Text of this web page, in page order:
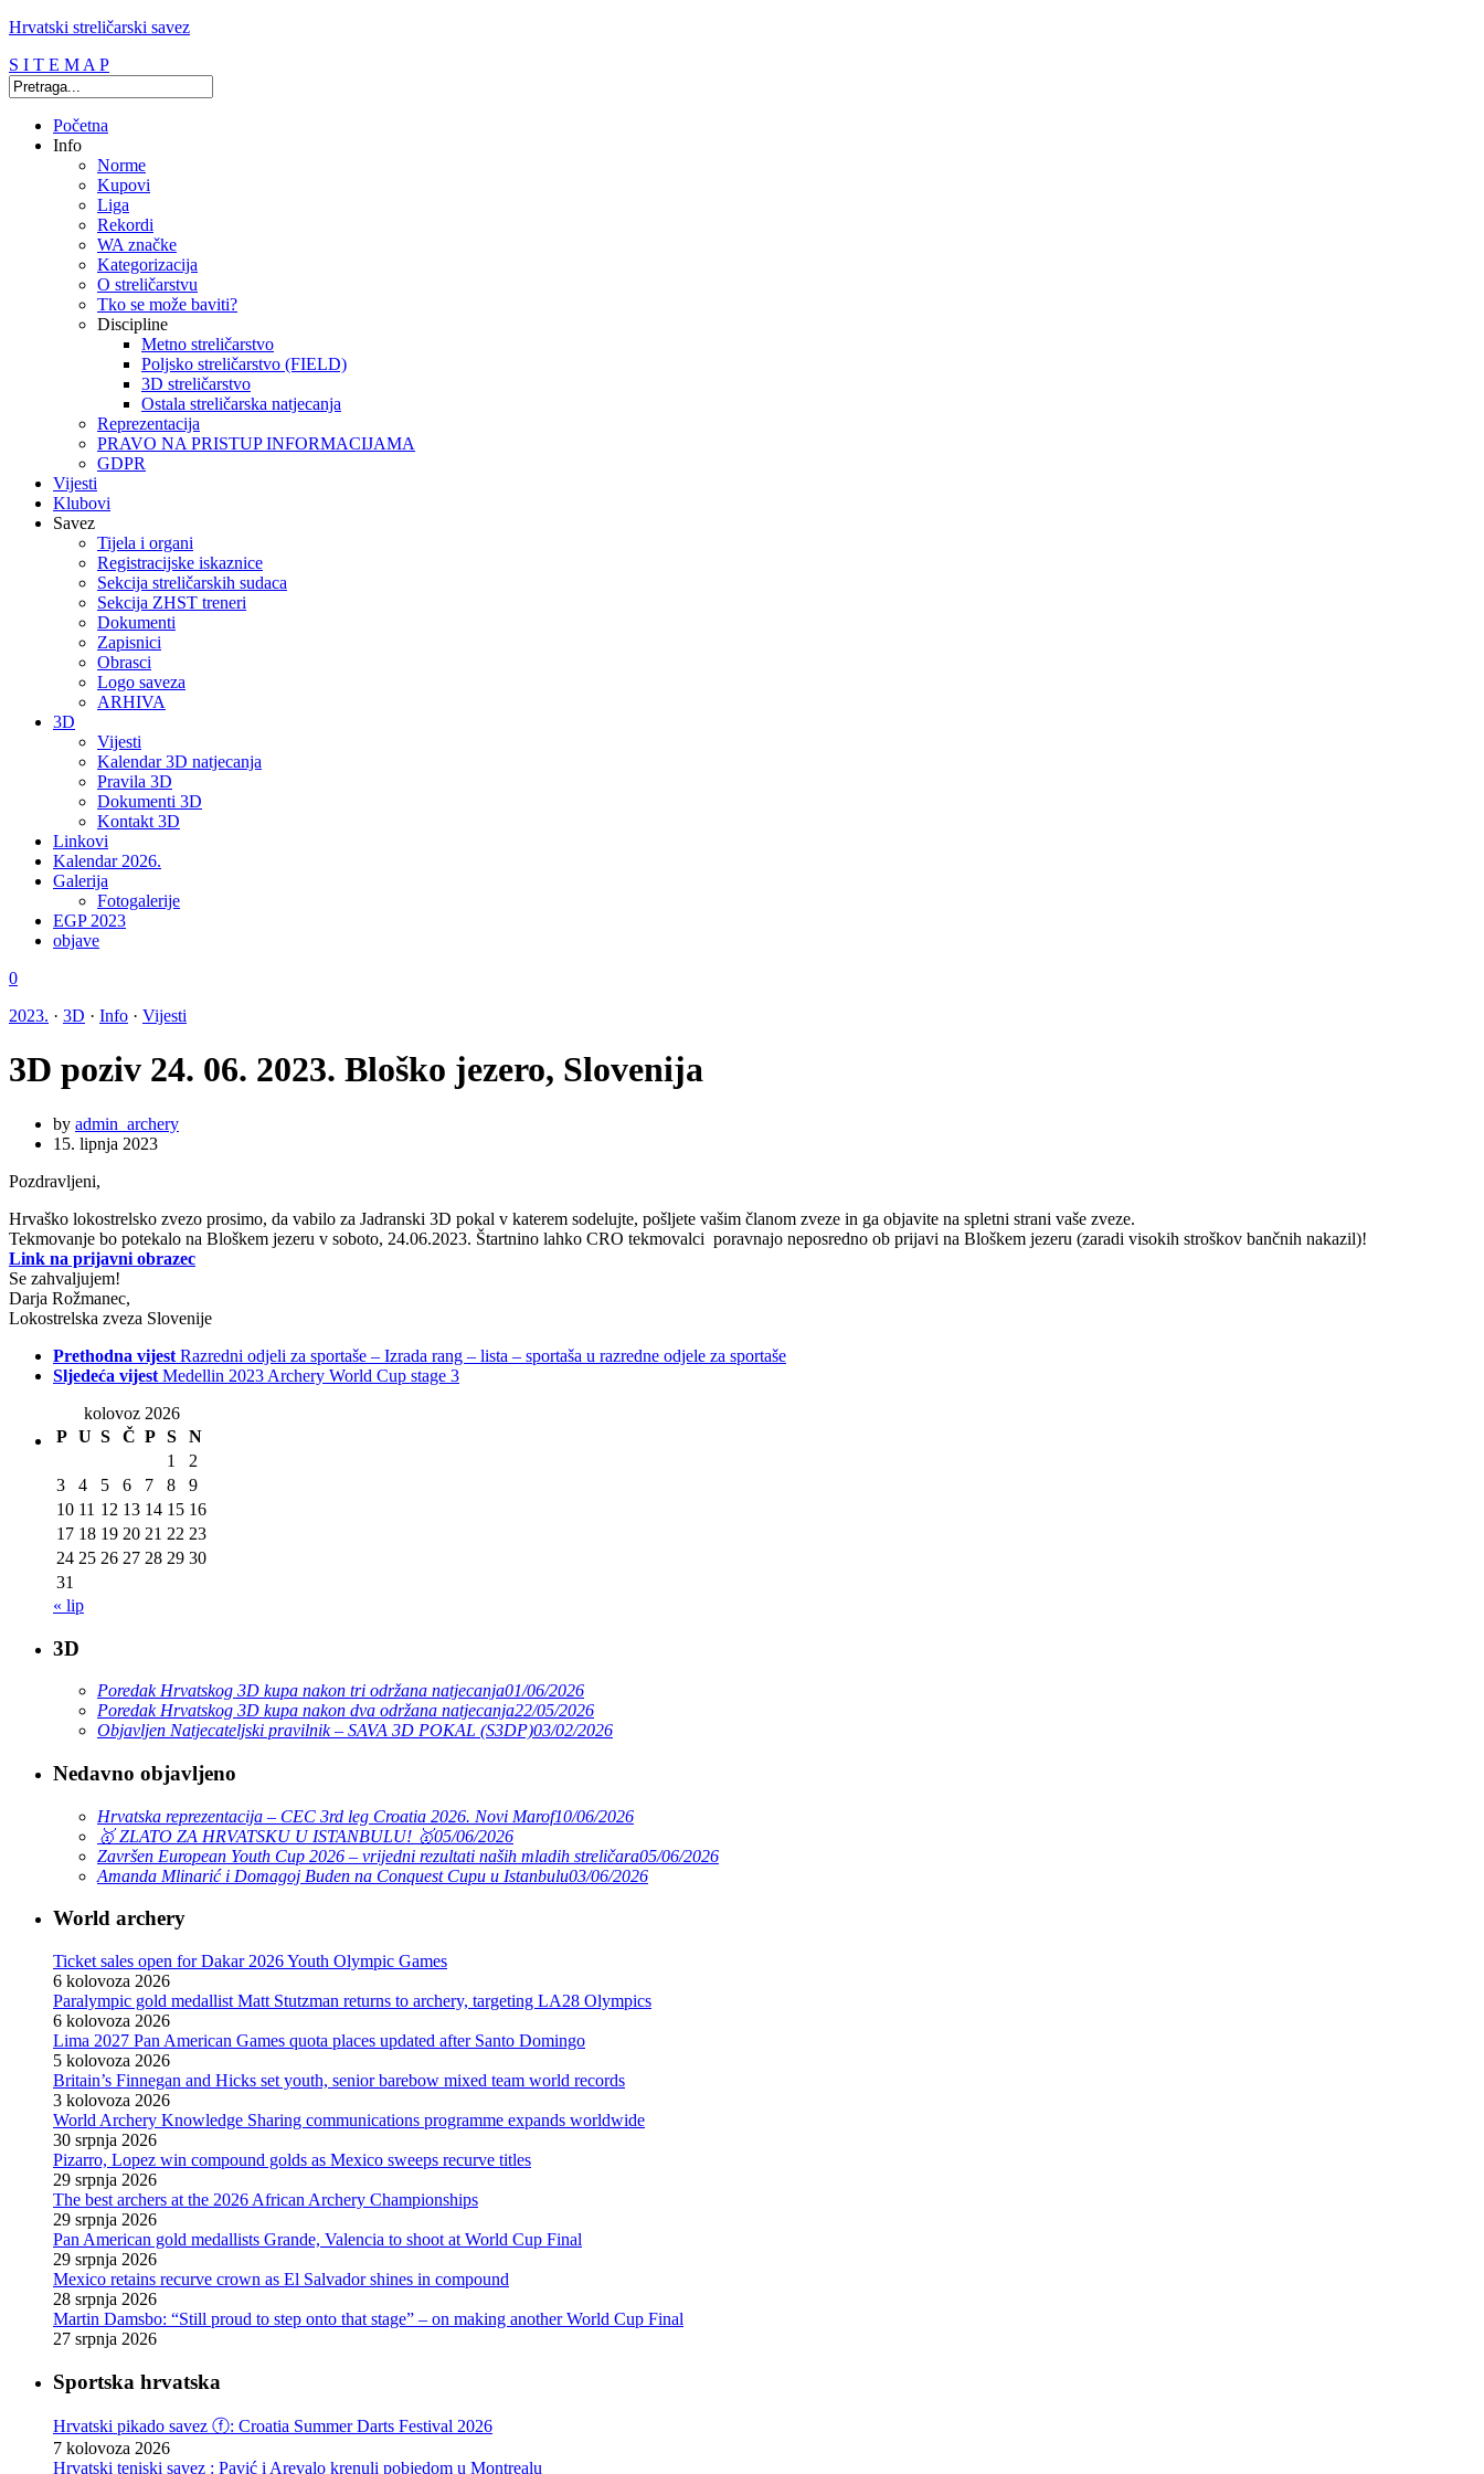
Hrvatski streličarski savez
S I T E M A P
Početna
Info
Norme
Kupovi
Liga
Rekordi
WA značke
Kategorizacija
O streličarstvu
Tko se može baviti?
Discipline
Metno streličarstvo
Poljsko streličarstvo (FIELD)
3D streličarstvo
Ostala streličarska natjecanja
Reprezentacija
PRAVO NA PRISTUP INFORMACIJAMA
GDPR
Vijesti
Klubovi
Savez
Tijela i organi
Registracijske iskaznice
Sekcija streličarskih sudaca
Sekcija ZHST treneri
Dokumenti
Zapisnici
Obrasci
Logo saveza
ARHIVA
3D
Vijesti
Kalendar 3D natjecanja
Pravila 3D
Dokumenti 3D
Kontakt 3D
Linkovi
Kalendar 2026.
Galerija
Fotogalerije
EGP 2023
objave
0
2023. · 3D · Info · Vijesti
3D poziv 24. 06. 2023. Bloško jezero, Slovenija
by admin_archery
15. lipnja 2023
Pozdravljeni,
Hrvaško lokostrelsko zvezo prosimo, da vabilo za Jadranski 3D pokal v katerem sodelujte, pošljete vašim članom zveze in ga objavite na spletni strani vaše zveze.
Tekmovanje bo potekalo na Bloškem jezeru v soboto, 24.06.2023. Štartnino lahko CRO tekmovalci poravnajo neposredno ob prijavi na Bloškem jezeru (zaradi visokih stroškov bančnih nakazil)!
Link na prijavni obrazec
Se zahvaljujem!
Darja Rožmanec,
Lokostrelska zveza Slovenije
Prethodna vijest Razredni odjeli za sportaše – Izrada rang – lista – sportaša u razredne odjele za sportaše
Sljedeća vijest Medellin 2023 Archery World Cup stage 3
kolovoz 2026
P U S Č P S
N
1
2
3
4 5 6 7 8
9
10 11 12 13 14 15 16
17 18 19 20 21 22 23
24 25 26 27 28 29 30
31
« lip
3D
Poredak Hrvatskog 3D kupa nakon tri održana natjecanja01/06/2026
Poredak Hrvatskog 3D kupa nakon dva održana natjecanja22/05/2026
Objavljen Natjecateljski pravilnik – SAVA 3D POKAL (S3DP)03/02/2026
Nedavno objavljeno
Hrvatska reprezentacija – CEC 3rd leg Croatia 2026. Novi Marof10/06/2026
🥇 ZLATO ZA HRVATSKU U ISTANBULU! 🥇05/06/2026
Završen European Youth Cup 2026 – vrijedni rezultati naših mladih streličara05/06/2026
Amanda Mlinarić i Domagoj Buden na Conquest Cupu u Istanbulu03/06/2026
World archery
Ticket sales open for Dakar 2026 Youth Olympic Games
6 kolovoza 2026
Paralympic gold medallist Matt Stutzman returns to archery, targeting LA28 Olympics
6 kolovoza 2026
Lima 2027 Pan American Games quota places updated after Santo Domingo
5 kolovoza 2026
Britain’s Finnegan and Hicks set youth, senior barebow mixed team world records
3 kolovoza 2026
World Archery Knowledge Sharing communications programme expands worldwide
30 srpnja 2026
Pizarro, Lopez win compound golds as Mexico sweeps recurve titles
29 srpnja 2026
The best archers at the 2026 African Archery Championships
29 srpnja 2026
Pan American gold medallists Grande, Valencia to shoot at World Cup Final
29 srpnja 2026
Mexico retains recurve crown as El Salvador shines in compound
28 srpnja 2026
Martin Damsbo: “Still proud to step onto that stage” – on making another World Cup Final
27 srpnja 2026
Sportska hrvatska
Hrvatski pikado savez ⓕ: Croatia Summer Darts Festival 2026
7 kolovoza 2026
Hrvatski teniski savez : Pavić i Arevalo krenuli pobjedom u Montrealu